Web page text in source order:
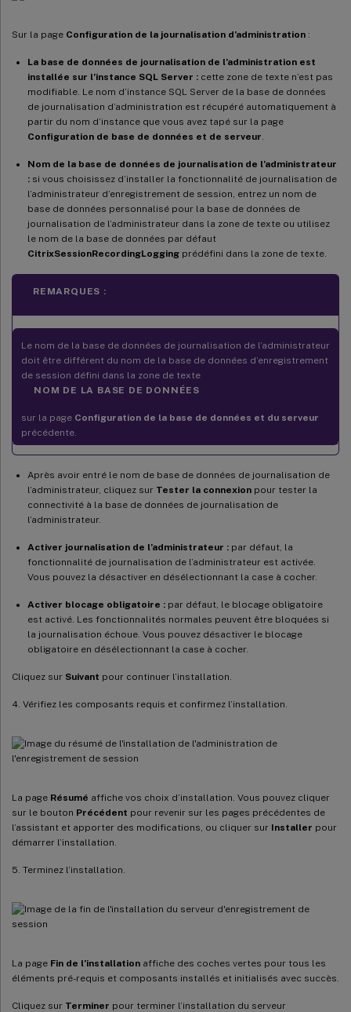
Sur la page Configuration de la journalisation d’administration :
La base de données de journalisation de l’administration est
installée sur l’instance SQL Server : cette zone de texte n’est pas
modifiable. Le nom d’instance SQL Server de la base de données
de journalisation d’administration est récupéré automatiquement à
partir du nom d’instance que vous avez tapé sur la page
Configuration de base de données et de serveur
Nom de la base de données de journalisation de l’administrateur
: si vous choisissez d’installer la fonctionnalité de journalisation de
l’administrateur d’enregistrement de session, entrez un nom de
base de données personnalisé pour la base de données de
journalisation de l’administrateur dans la zone de texte ou utilisez
le nom de la base de données par défaut
CitrixSessionRecordingLogging prédéfini dans la zone de texte.
REMARQUES :
Le nom de la base de données de journalisation de l’administrateur
doit être différent du nom de la base de données d’enregistrement
de session défini dans la zone de texte
NOM DE LA BASE DE DONNÉES
sur la page Configuration de la base de données et du serveur
précédente.
Après avoir entré le nom de base de données de journalisation de
l’administrateur, cliquez sur Tester la connexion pour tester la
connectivité à la base de données de journalisation de
l’administrateur.
Activer journalisation de l’administrateur : par défaut, la
fonctionnalité de journalisation de l’administrateur est activée.
Vous pouvez la désactiver en désélectionnant la case à cocher.
Activer blocage obligatoire : par défaut, le blocage obligatoire
est activé. Les fonctionnalités normales peuvent être bloquées si
la journalisation échoue. Vous pouvez désactiver le blocage
obligatoire en désélectionnant la case à cocher.
Cliquez sur Suivant pour continuer l’installation.
4. Vérifiez les composants requis et confirmez l’installation.
La page Résumé affiche vos choix d’installation. Vous pouvez cliquer
sur le bouton Précédent pour revenir sur les pages précédentes de
l’assistant et apporter des modifications, ou cliquer sur Installer pour
démarrer l’installation.
5. Terminez l’installation.
La page Fin de l’installation affiche des coches vertes pour tous les
éléments pré-requis et composants installés et initialisés avec succès.
Cliquez sur Terminer pour terminer l’installation du serveur